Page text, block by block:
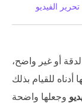
تحرير الفيديو
أو غير واضح،
للقيام بذلك